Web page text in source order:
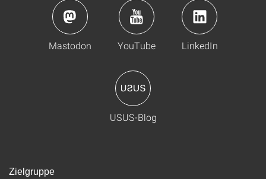
Mastodon YouTube LinkedIn
USUS-Blog
Zielgruppe